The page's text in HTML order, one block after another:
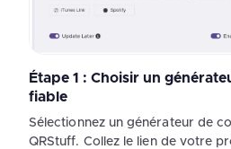
Étape 1 : Choisir un
fiable
Sélectionnez un générateur de
QRStuff. Collez le lien de votre